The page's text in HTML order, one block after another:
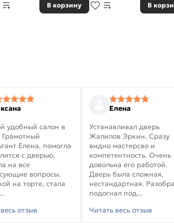
В корзину В
удобный салон в
Грамотный
Елена, помогла
с дверью,
на все
вопросы.
на торте, стала
отзыв
Елена
Устанавливал дверь
Жалилов Эркин. Сразу
видно мастерсво и
компетентность. Очень
довольна его работой.
Дверь была сложная,
нестандартная.
подогнал под...
Читать весь отзыв